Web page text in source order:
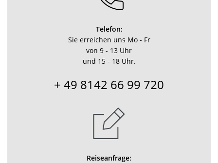
Telefon:
Sie erreichen uns Mo - Fr
von 9 - 13 Uhr
und 15 - 18 Uhr.
+ 49 8142 66 99 720
Reiseanfrage: